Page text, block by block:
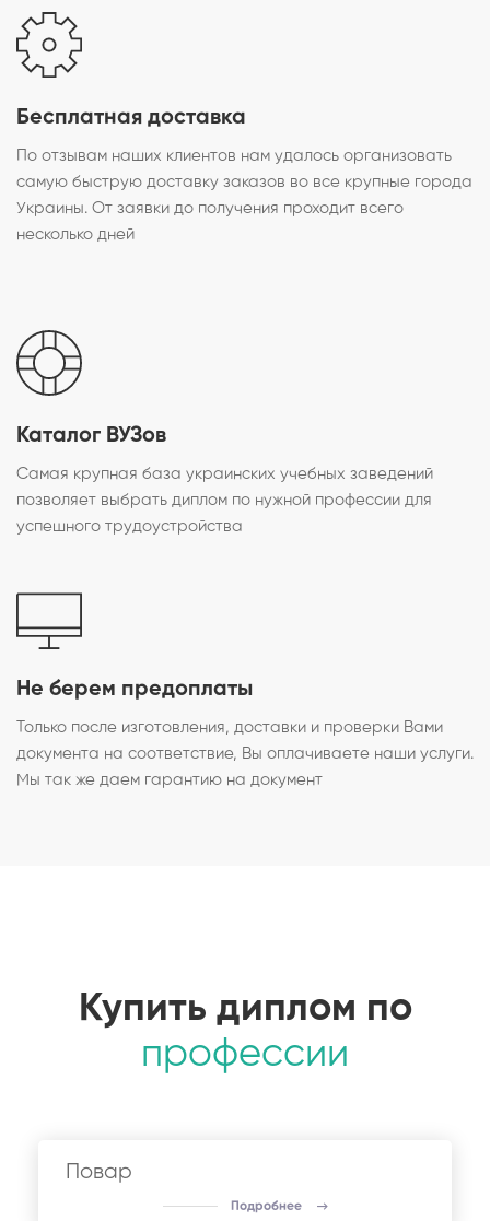
Бесплатная доставка
По отзывам наших клиентов нам удалось организовать
самую быструю доставку заказов во все крупные города
Украины. От заявки до получения проходит всего
несколько дней
Каталог ВУЗов
Самая крупная база украинских учебных заведений
позволяет выбрать диплом по нужной профессии для
успешного трудоустройства
Не берем предоплаты
Только после изготовления, доставки и проверки Вами
документа на соответствие, Вы оплачиваете наши услуги.
Мы так же даем гарантию на документ
Купить диплом по
профессии
Повар
Подробнее